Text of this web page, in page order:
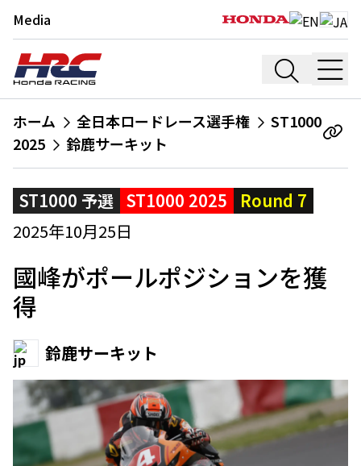
Media
ホーム 全日本ロードレース選手権
ST1000
2025
鈴鹿サーキット
ST1000 予選 ST1000 2025
Round 7
2025年10月25日
國峰がポールポジションを獲
得
鈴鹿サーキット